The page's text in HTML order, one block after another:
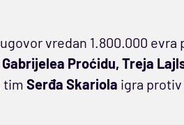
vredan 1.800.000 evra
Proćidu, Treja
tim Serđa Skariola igra